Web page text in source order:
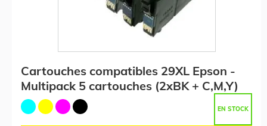
Cartouches compatibles 29XL Epson -
Multipack 5 cartouches (2xBK + C,M,Y)
EN STOCK